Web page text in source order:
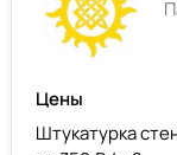
Цены
Штукатурка